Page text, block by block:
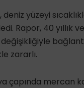
deniz yüzeyi
Rapor, 40 yıllık
zararlı.
çapında mercan